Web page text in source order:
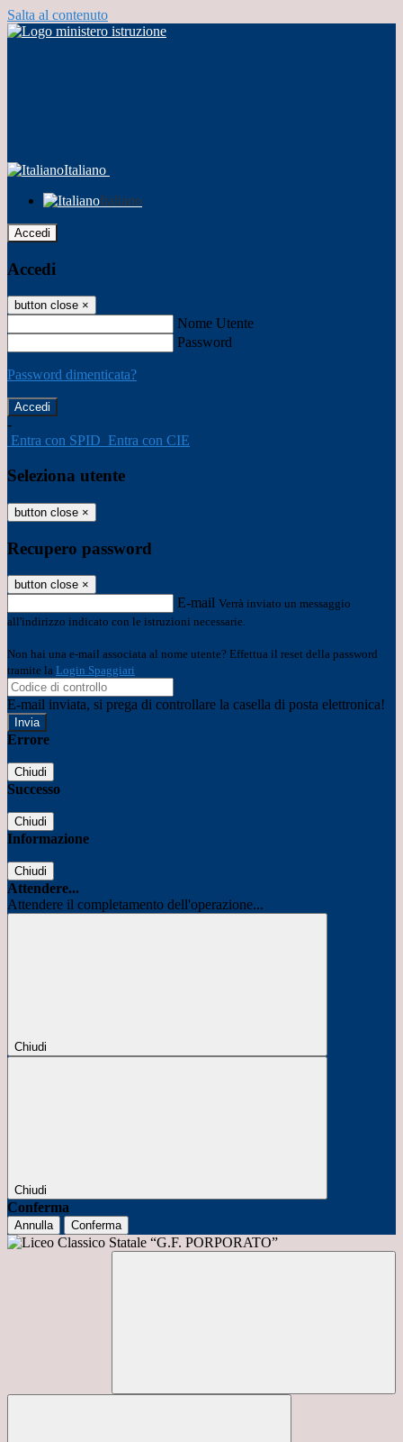
Salta al contenuto
Italiano
Italiano
Accedi
Accedi
button close ×
Nome Utente
Password
Password dimenticata?
-
Entra con SPID Entra con CIE
Seleziona utente
button close ×
Recupero password
button close ×
E-mail Verrà inviato un messaggio
all'indirizzo indicato con le istruzioni necessarie.
Non hai una e-mail associata al nome utente? Effettua il reset della password
tramite la Login Spaggiari
E-mail inviata, si prega di controllare la casella di posta elettronica!
Errore
Chiudi
Successo
Chiudi
Informazione
Chiudi
Attendere...
Attendere il completamento dell'operazione...
Chiudi
Chiudi
Conferma
Annulla Conferma